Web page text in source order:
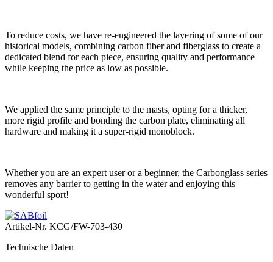
To reduce costs, we have re-engineered the layering of some of our
historical models, combining carbon fiber and fiberglass to create a
dedicated blend for each piece, ensuring quality and performance
while keeping the price as low as possible.
We applied the same principle to the masts, opting for a thicker,
more rigid profile and bonding the carbon plate, eliminating all
hardware and making it a super-rigid monoblock.
Whether you are an expert user or a beginner, the Carbonglass series
removes any barrier to getting in the water and enjoying this
wonderful sport!
Artikel-Nr. KCG/FW-703-430
Technische Daten